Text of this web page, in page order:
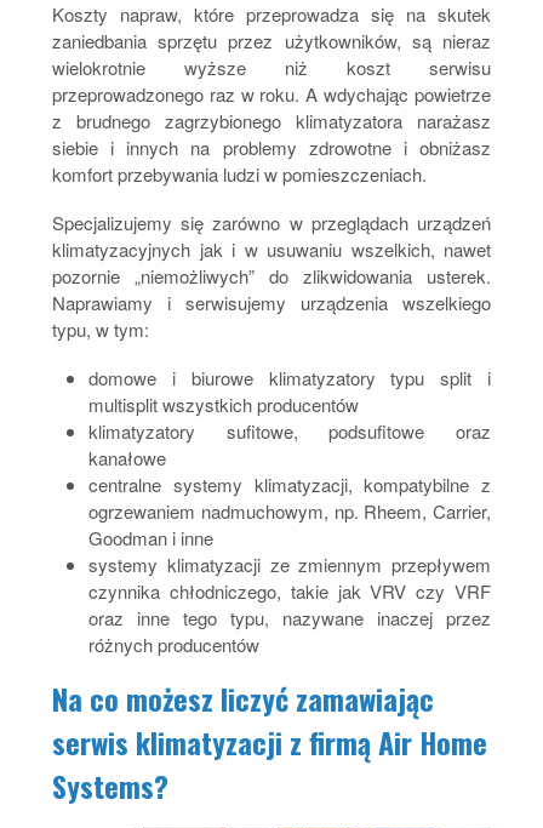
Koszty napraw, które przeprowadza się na skutek
zaniedbania sprzętu przez użytkowników, są nieraz
wielokrotnie wyższe niż koszt serwisu
przeprowadzonego raz w roku. A wdychając powietrze
z brudnego zagrzybionego klimatyzatora narażasz
siebie i innych na problemy zdrowotne i obniżasz
komfort przebywania ludzi w pomieszczeniach.
Specjalizujemy się zarówno w przeglądach urządzeń
klimatyzacyjnych jak i w usuwaniu wszelkich, nawet
pozornie „niemożliwych” do zlikwidowania usterek.
Naprawiamy i serwisujemy urządzenia wszelkiego
typu, w tym:
domowe i biurowe klimatyzatory typu split i
multisplit wszystkich producentów
klimatyzatory sufitowe, podsufitowe oraz
kanałowe
centralne systemy klimatyzacji, kompatybilne z
ogrzewaniem nadmuchowym, np. Rheem, Carrier,
Goodman i inne
systemy klimatyzacji ze zmiennym przepływem
czynnika chłodniczego, takie jak VRV czy VRF
oraz inne tego typu, nazywane inaczej przez
różnych producentów
Na co możesz liczyć zamawiając
serwis klimatyzacji z firmą Air Home
Systems?